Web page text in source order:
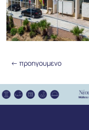
←προηγουμενο